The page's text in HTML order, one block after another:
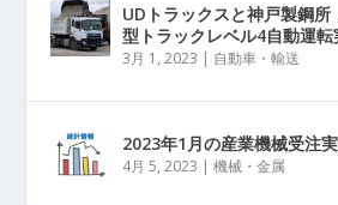
UDトラックスと神戸製鋼
型トラックレベル4自動運
3月 1, 2023 | 自動車・輸送
2023年1月の産業機械受注
4月 5, 2023 |機械・金属